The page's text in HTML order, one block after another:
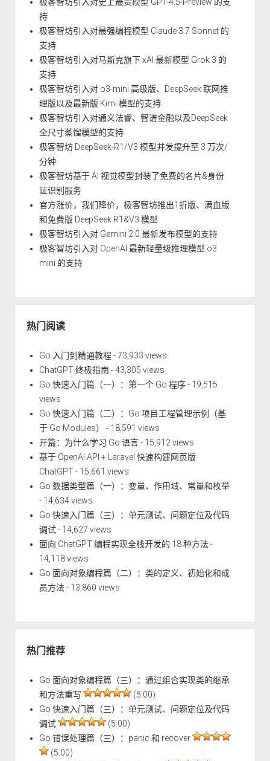
持
极客智坊引入对最强编程模型 Claude 3.7 Sonnet 的
支持
极客智坊引入对马斯克旗下 xAI 最新模型 Grok 3 的
支持
极客智坊引入对 o3-mini 高级版、DeepSeek 联网推
理版以及最新版 Kimi 模型的支持
极客智坊引入对通义法睿、智谱金融以及DeepSeek
全尺寸蒸馏模型的支持
极客智坊 DeepSeek-R1/V3 模型并发提升至 3 万次/
分钟
极客智坊基于 AI 视觉模型封装了免费的名片&身份
证识别服务
官方涨价，我们降价，极客智坊推出1折版、满血版
和免费版 DeepSeek R1&V3 模型
极客智坊引入对 Gemini 2.0 最新发布模型的支持
极客智坊引入对 OpenAI 最新轻量级推理模型 o3
mini 的支持
热门阅读
Go 入门到精通教程- 73,933 views
ChatGPT 终极指南- 43,305 views
Go 快速入门篇（一）：第一个 Go 程序- 19,515
views
Go 快速入门篇（二）：Go 项目工程管理示例（基
于 Go Modules）
- 18,591 views
开篇：为什么学习 Go 语言- 15,912 views
基于 OpenAI API + Laravel 快速构建网页版
ChatGPT- 15,661 views
Go 数据类型篇（一）：变量、作用域、常量和枚举
- 14,634 views
Go 快速入门篇（三）：单元测试、问题定位及代码
调试- 14,627 views
面向 ChatGPT 编程实现全栈开发的 18 种方法-
14,118 views
Go 面向对象编程篇（二）：类的定义、初始化和成
员方法- 13,860 views
热门推荐
Go 面向对象编程篇（三）：通过组合实现类的继承
和方法重写
(5.00)
Go 快速入门篇（三）：单元测试、问题定位及代码
调试
(5.00)
Go 错误处理篇（三）：panic 和 recover
(5.00)